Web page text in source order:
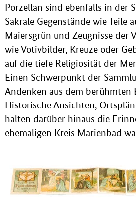
Porzellan sind ebenfalls in der
Sakrale Gegenstände wie Teile
Maiersgrün und Zeugnisse der
wie Votivbilder, Kreuze oder
auf die tiefe Religiosität der
Einen Schwerpunkt der
Andenken aus dem berühmten
Historische Ansichten,
halten darüber hinaus die
ehemaligen Kreis Marienbad